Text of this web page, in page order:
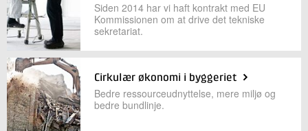
Siden 2014 har vi haft kontrakt med EU
Kommissionen om at drive det tekniske
sekretariat.
Cirkulær økonomi i byggeriet
Bedre ressourceudnyttelse, mere miljø og
bedre bundlinje.